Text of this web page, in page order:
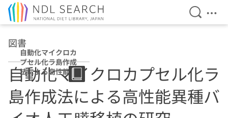
Open
図書
自動化マイクロカ
プセル化ラ島作成
法による高性能異
種バイオ人工膵移
植の研究
自動化マイクロカプセル化ラ
島作成法による高性能異種バ